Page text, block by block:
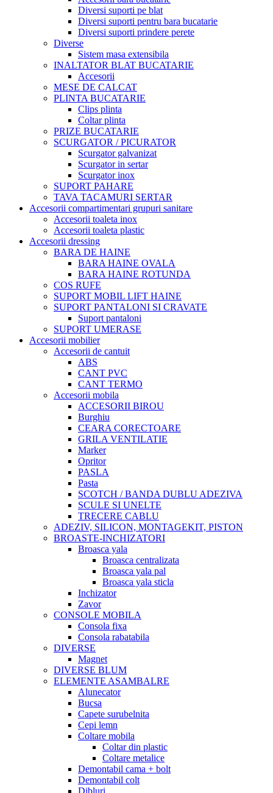
Diversi suporti pe blat
Diversi suporti pentru bara bucatarie
Diversi suporti prindere perete
Diverse
Sistem masa extensibila
INALTATOR BLAT BUCATARIE
Accesorii
MESE DE CALCAT
PLINTA BUCATARIE
Clips plinta
Coltar plinta
PRIZE BUCATARIE
SCURGATOR / PICURATOR
Scurgator galvanizat
Scurgator in sertar
Scurgator inox
SUPORT PAHARE
TAVA TACAMURI SERTAR
Accesorii compartimentari grupuri sanitare
Accesorii toaleta inox
Accesorii toaleta plastic
Accesorii dressing
BARA DE HAINE
BARA HAINE OVALA
BARA HAINE ROTUNDA
COS RUFE
SUPORT MOBIL LIFT HAINE
SUPORT PANTALONI SI CRAVATE
Suport pantaloni
SUPORT UMERASE
Accesorii mobilier
Accesorii de cantuit
ABS
CANT PVC
CANT TERMO
Accesorii mobila
ACCESORII BIROU
Burghiu
CEARA CORECTOARE
GRILA VENTILATIE
Marker
Opritor
PASLA
Pasta
SCOTCH / BANDA DUBLU ADEZIVA
SCULE SI UNELTE
TRECERE CABLU
ADEZIV, SILICON, MONTAGEKIT, PISTON
BROASTE-INCHIZATORI
Broasca yala
Broasca centralizata
Broasca yala pal
Broasca yala sticla
Inchizator
Zavor
CONSOLE MOBILA
Consola fixa
Consola rabatabila
DIVERSE
Magnet
DIVERSE BLUM
ELEMENTE ASAMBALRE
Alunecator
Bucsa
Capete surubelnita
Cepi lemn
Coltare mobila
Coltar din plastic
Coltare metalice
Demontabil cama + bolt
Demontabil colt
Dibluri